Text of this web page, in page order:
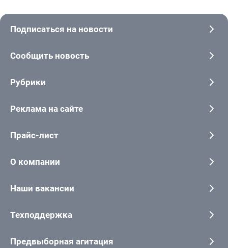
Подписаться на новости
Сообщить новость
Рубрики
Реклама на сайте
Прайс-лист
О компании
Наши вакансии
Техподдержка
Предвыборная агитация